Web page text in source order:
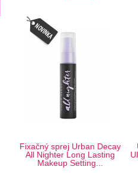
Fixačný sprej Urban Decay
All Nighter Long Lasting
Makeup Setting...